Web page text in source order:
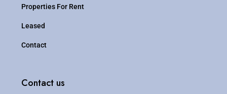
Properties For Rent
Leased
Contact
Contact us